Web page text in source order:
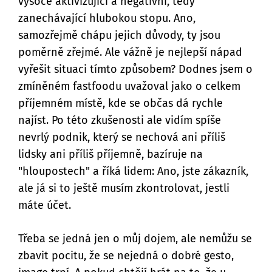
zanechávající hlubokou stopu. Ano,
samozřejmě chápu jejich důvody, ty jsou
poměrně zřejmé. Ale vážně je nejlepší nápad
vyřešit situaci tímto způsobem? Dodnes jsem o
zmíněném fastfoodu uvažoval jako o celkem
příjemném místě, kde se občas dá rychle
najíst. Po této zkušenosti ale vidím spíše
nevrlý podnik, který se nechová ani příliš
lidsky ani příliš příjemně, bazíruje na
"hloupostech" a říká lidem: Ano, jste zákazník,
ale já si to ještě musím zkontrolovat, jestli
máte účet.
Třeba se jedná jen o můj dojem, ale nemůžu se
zbavit pocitu, že se nejedná o dobré gesto,